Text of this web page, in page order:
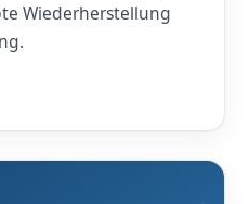
Wiederherstellung